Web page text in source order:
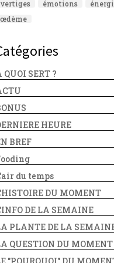
vertiges émotions
œdème
QUOI SERT ?
HEURE
BREF
du temps
DU MOMENT
DE LA SEMAINE
PLANTE DE LA
QUESTION DU MOMENT